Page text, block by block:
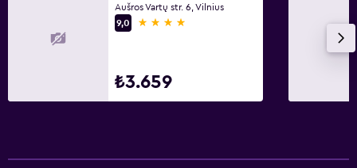
Aušros Vartų str. 6, Vilnius
9,0
4 yıldız
₺3.659